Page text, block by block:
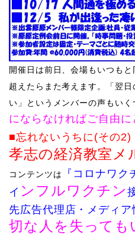
開催日は前日、会場もいつもと
超えたらまた考えます。「翌
い」というメンバーの声もいく
にならなければご自由に
■忘れないうちに(その2)
孝志の経済教室メ
コンテンツは
『コロナワク
イ ンフルワクチン
先広告代理店・メディ
切な人を失っても